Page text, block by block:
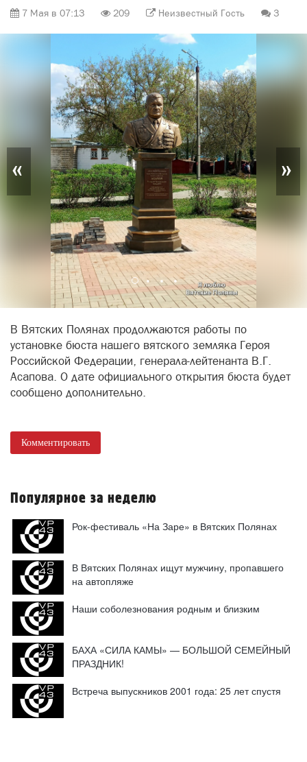
7 Мая в 07:13 209 Неизвестный Гость 3
« »
В Вятских Полянах продолжаются работы по
установке бюста нашего вятского земляка Героя
Российской Федерации, генерала-лейтенанта В.Г.
Асапова. О дате официального открытия бюста будет
сообщено дополнительно.
Комментировать
Популярное за неделю
Рок-фестиваль «На Заре» в Вятских Полянах
В Вятских Полянах ищут мужчину, пропавшего
на автопляже
Наши соболезнования родным и близким
БАХА «СИЛА КАМЫ» — БОЛЬШОЙ СЕМЕЙНЫЙ
ПРАЗДНИК!
Встреча выпускников 2001 года: 25 лет спустя